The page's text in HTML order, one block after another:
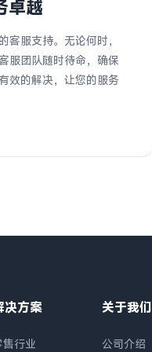
卓越
客服支持。无论何时，
服团队随时待命，确保
效的解决，让您的服务
决方案
售行业
关于我们
公司介绍